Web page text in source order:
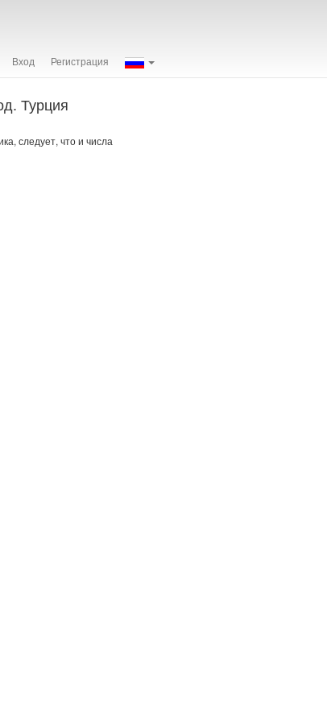
Вход Регистрация
Турция
следует, что и числа